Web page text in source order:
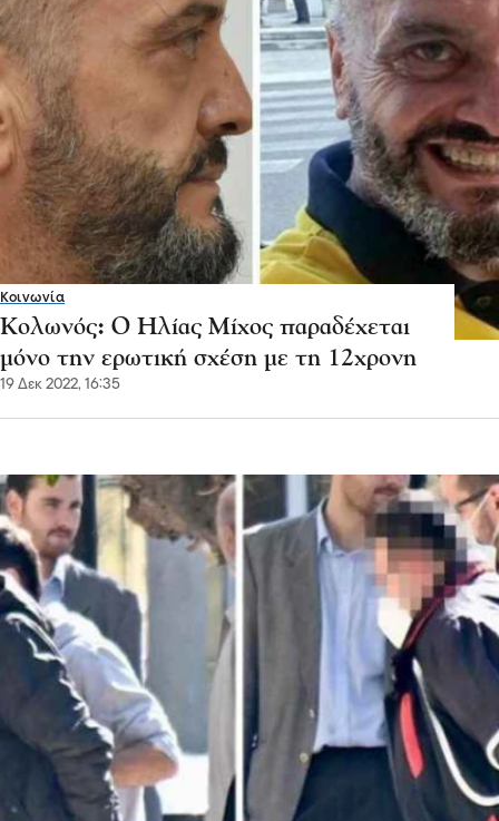
Κοινωνία
Κολωνός: Ο Ηλίας Μίχος παραδέχεται
μόνο την ερωτική σχέση με τη 12χρονη
19 Δεκ 2022, 16:35